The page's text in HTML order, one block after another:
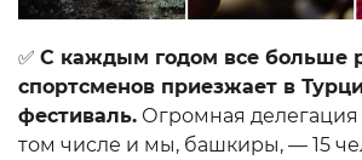
✅ С каждым годом все больше
спортсменов приезжает в
фестиваль. Огромная делегация
том числе и мы, башкиры, — 15